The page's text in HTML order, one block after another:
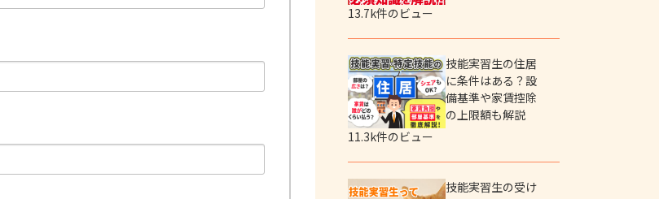
13.7k件のビュー
技能実習生の住居
に条件はある？設
備基準や家賃控除
の上限額も解説
11.3k件のビュー
技能実習生の受け